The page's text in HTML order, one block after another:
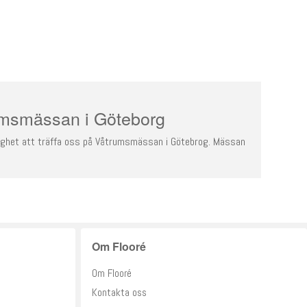
i Göteborg
att träffa oss på Våtrumsmässan i Götebrog. Mässan
Om Flooré
Om Flooré
Kontakta oss